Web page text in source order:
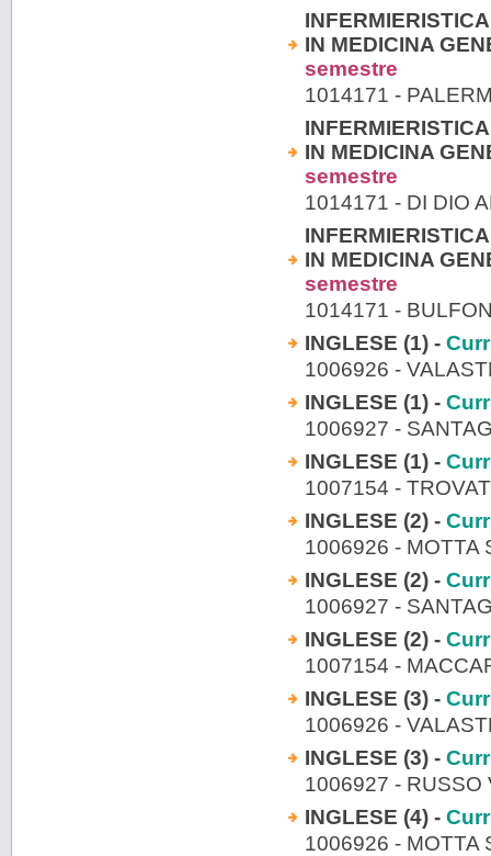
IN MEDICINA
semestre
1014171 -
IN MEDICINA
semestre
1014171 - DI DIO
IN MEDICINA
semestre
1014171 -
INGLESE (1) -
1006926 -
INGLESE (1) -
1006927 -
INGLESE (1) -
1007154 -
INGLESE (2) -
1006926 - MOTTA
INGLESE (2) -
1006927 -
INGLESE (2) -
1007154 -
INGLESE (3) -
1006926 -
INGLESE (3) -
1006927 - RUSSO
INGLESE (4) -
1006926 - MOTTA